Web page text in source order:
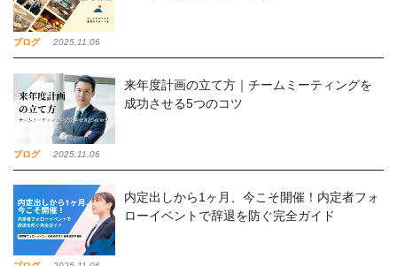
ブログ 2025,11,06
ブログ 2025,11,06
来年度計画の立て方｜チームミーティングを
成功させる5つのコツ
内定出しから1ヶ月、今こそ開催！内定者フォ
ローイベントで辞退を防ぐ完全ガイド